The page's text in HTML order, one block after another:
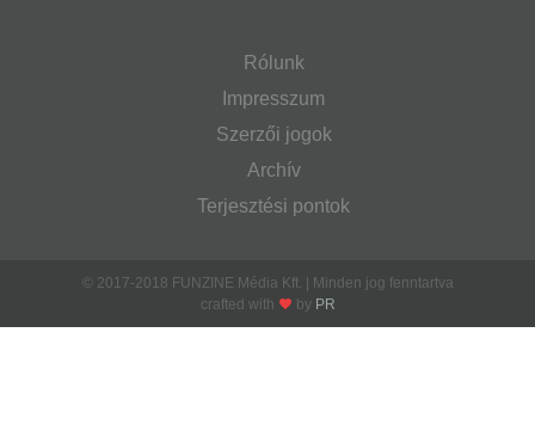
Rólunk
Impresszum
Szerzői jogok
Archív
Terjesztési pontok
© 2017-2018 FUNZINE Média Kft. | Minden jog fenntartva
crafted with
by PR